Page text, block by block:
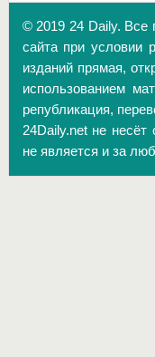
© 2019 24 Daily. Все
сайта при условии
изданий прямая,
использованием
републикация,
24Daily.net не несёт
не является и за